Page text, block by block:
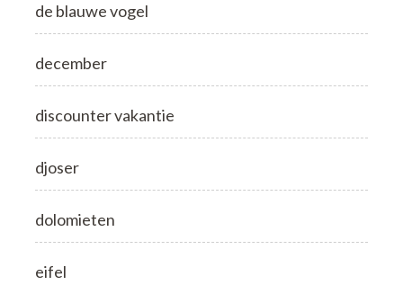
de blauwe vogel
december
discounter vakantie
djoser
dolomieten
eifel